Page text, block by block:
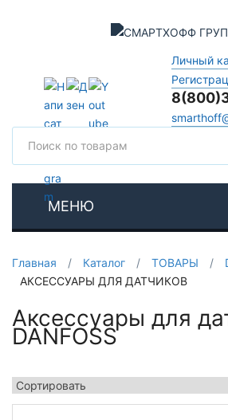
Личный
МЕНЮ
Главная / Каталог / ТОВАРЫ /
АКСЕССУАРЫ ДЛЯ ДАТЧИКОВ
Аксессуары для
DANFOSS